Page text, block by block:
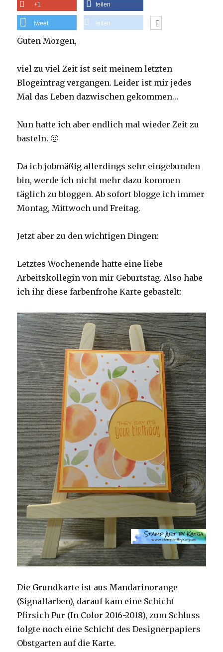
+1 teilen
tweet teilen
Guten Morgen,
viel zu viel Zeit ist seit meinem letzten
Blogeintrag vergangen. Leider ist mir jedes
Mal das Leben dazwischen gekommen…
Nun hatte ich aber endlich mal wieder Zeit zu
basteln. 🙂
Da ich jobmäßig allerdings sehr eingebunden
bin, werde ich nicht mehr dazu kommen
täglich zu bloggen. Ab sofort blogge ich immer
Montag, Mittwoch und Freitag.
Jetzt aber zu den wichtigen Dingen:
Letztes Wochenende hatte eine liebe
Arbeitskollegin von mir Geburtstag. Also habe
ich ihr diese farbenfrohe Karte gebastelt:
Die Grundkarte ist aus Mandarinorange
(Signalfarben), darauf kam eine Schicht
Pfirsich Pur (In Color 2016-2018), zum Schluss
folgte noch eine Schicht des Designerpapiers
Obstgarten auf die Karte.